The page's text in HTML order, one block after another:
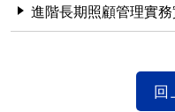
進階長期照顧管理實
回